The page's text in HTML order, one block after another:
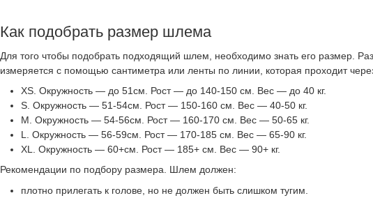
Как подобрать размер шлема
Для того чтобы подобрать подходящий шлем, необходимо знать его размер.
измеряется с помощью сантиметра или ленты по линии, которая проходит
XS. Окружность — до 51см. Рост — до 140-150 см. Вес — до 40 кг.
S. Окружность — 51-54см. Рост — 150-160 см. Вес — 40-50 кг.
M. Окружность — 54-56см. Рост — 160-170 см. Вес — 50-65 кг.
L. Окружность — 56-59см. Рост — 170-185 см. Вес — 65-90 кг.
XL. Окружность — 60+см. Рост — 185+ см. Вес — 90+ кг.
Рекомендации по подбору размера. Шлем должен:
плотно прилегать к голове, но не должен быть слишком тугим.